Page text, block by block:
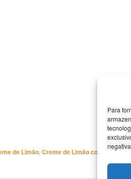
Para
de Limão, Creme de Limão com